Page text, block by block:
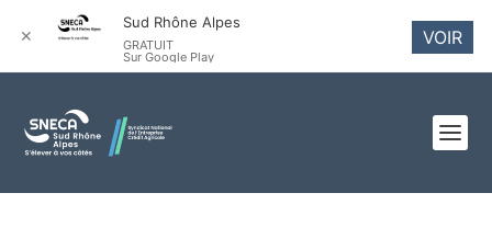
✕
Sud Rhône Alpes
GRATUIT
Sur Google Play
VOIR